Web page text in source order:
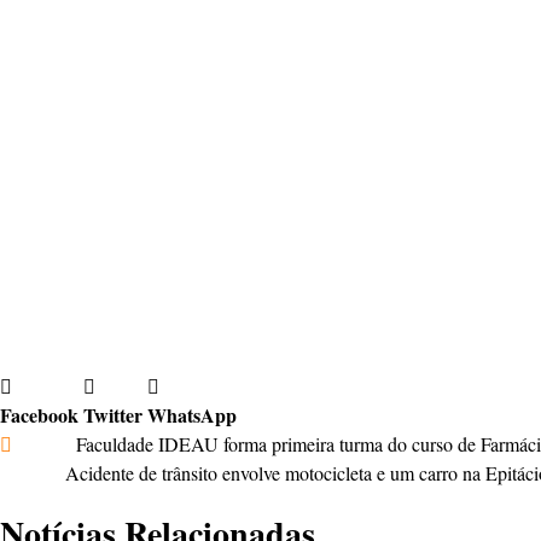
FacebookTwitterWhatsApp
Faculdade IDEAU forma primeira turma do curso de
Acidente de trânsito envolve motocicleta e um carro na